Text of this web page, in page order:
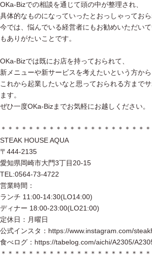
OKa-Bizでの相談を通じて頭の中が整理され、
具体的なものになっていったとおっしゃっておら
今では、悩んでいる経営者にもお勧めいただい
もありがたいことです。
OKa-Bizでは既にお店を持っておられて、
新メニューや新サービスを考えたいという方から
これから起業したいなと思っておられる方まで
ます。
ぜひ一度OKa-Bizまでお気軽にお越しください。
＊＊＊＊＊＊＊＊＊＊＊＊＊＊＊＊＊＊＊＊＊＊
STEAK HOUSE AQUA
〒444-2135
愛知県岡崎市大門3丁目20-15
TEL:0564-73-4722
営業時間：
ランチ 11:00-14:30(LO14:00)
ディナー 18:00-23:00(LO21:00)
定休日：月曜日
公式インスタ：https://www.instagram.com/
食べログ：https://tabelog.com/aichi/A2305/
＊＊＊＊＊＊＊＊＊＊＊＊＊＊＊＊＊＊＊＊＊＊